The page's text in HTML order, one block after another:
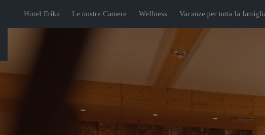
Hotel Erika Le nostre Camere Wellness Vacanze per tutta la